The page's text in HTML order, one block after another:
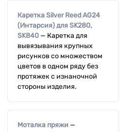
Каретка Silver Reed AG24
(Интарсия) для SK280,
SK840 — Каретка для
вывязывания крупных
рисунков со множеством
цветов в одном ряду без
протяжек с изнаночной
стороны изделия.
Моталка пряжи —